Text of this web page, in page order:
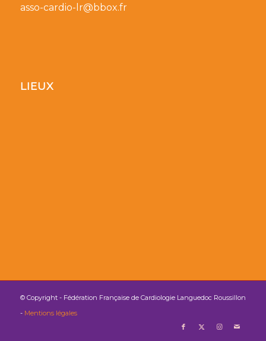
asso-cardio-lr@bbox.fr
LIEUX
© Copyright - Fédération Française de Cardiologie Languedoc Roussillon
- Mentions légales